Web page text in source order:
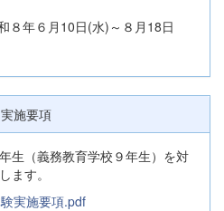
６月10日(水)～８月18日
施要項
生（義務教育学校９年生）を対
ます。
実施要項.pdf